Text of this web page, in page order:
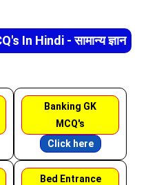
In Hindi - सामान्य ज्ञान
Banking GK
MCQ's
Click here
Bed Entrance